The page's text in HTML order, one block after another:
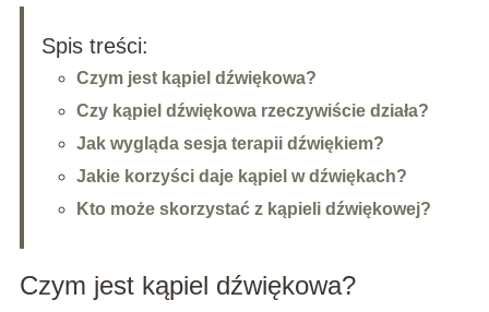
Spis treści:
Czym jest kąpiel dźwiękowa?
Czy kąpiel dźwiękowa rzeczywiście działa?
Jak wygląda sesja terapii dźwiękiem?
Jakie korzyści daje kąpiel w dźwiękach?
Kto może skorzystać z kąpieli dźwiękowej?
Czym jest kąpiel dźwiękowa?